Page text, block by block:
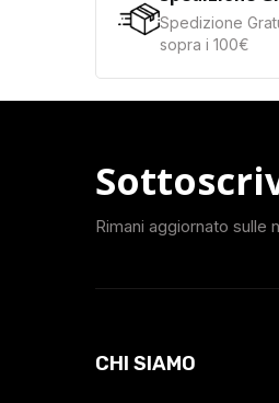
Spedizione
sopra i 100€
Rimani aggiornato sulle
CHI SIAMO